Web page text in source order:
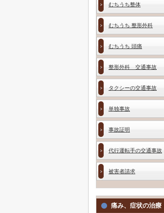
むちうち整体
むちうち 整形外科
むちうち 頭痛
整形外科 交通事故
タクシーの交通事故
単独事故
事故証明
代行運転手の交通事故
被害者請求
痛み、症状の治療